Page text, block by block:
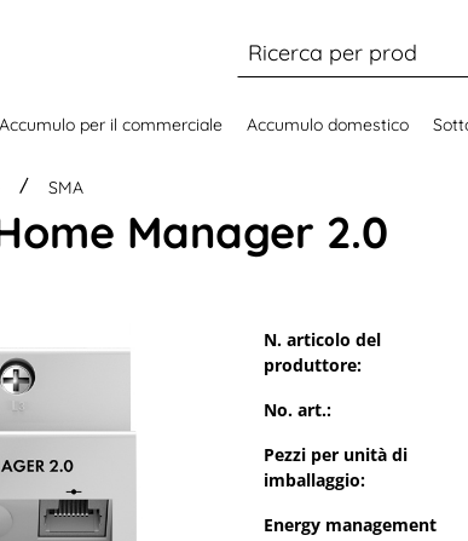
Accumulo per il commerciale Accumulo domestico
SMA
Manager 2.0
N. articolo del
produttore:
No. art.:
Pezzi per unità di
imballaggio:
Energy management